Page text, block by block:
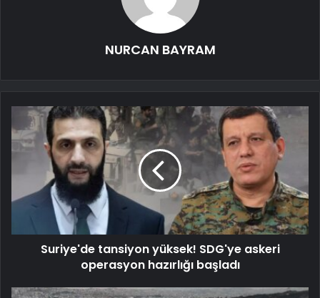
NURCAN BAYRAM
Suriye'de tansiyon yüksek! SDG'ye askeri
operasyon hazırlığı başladı